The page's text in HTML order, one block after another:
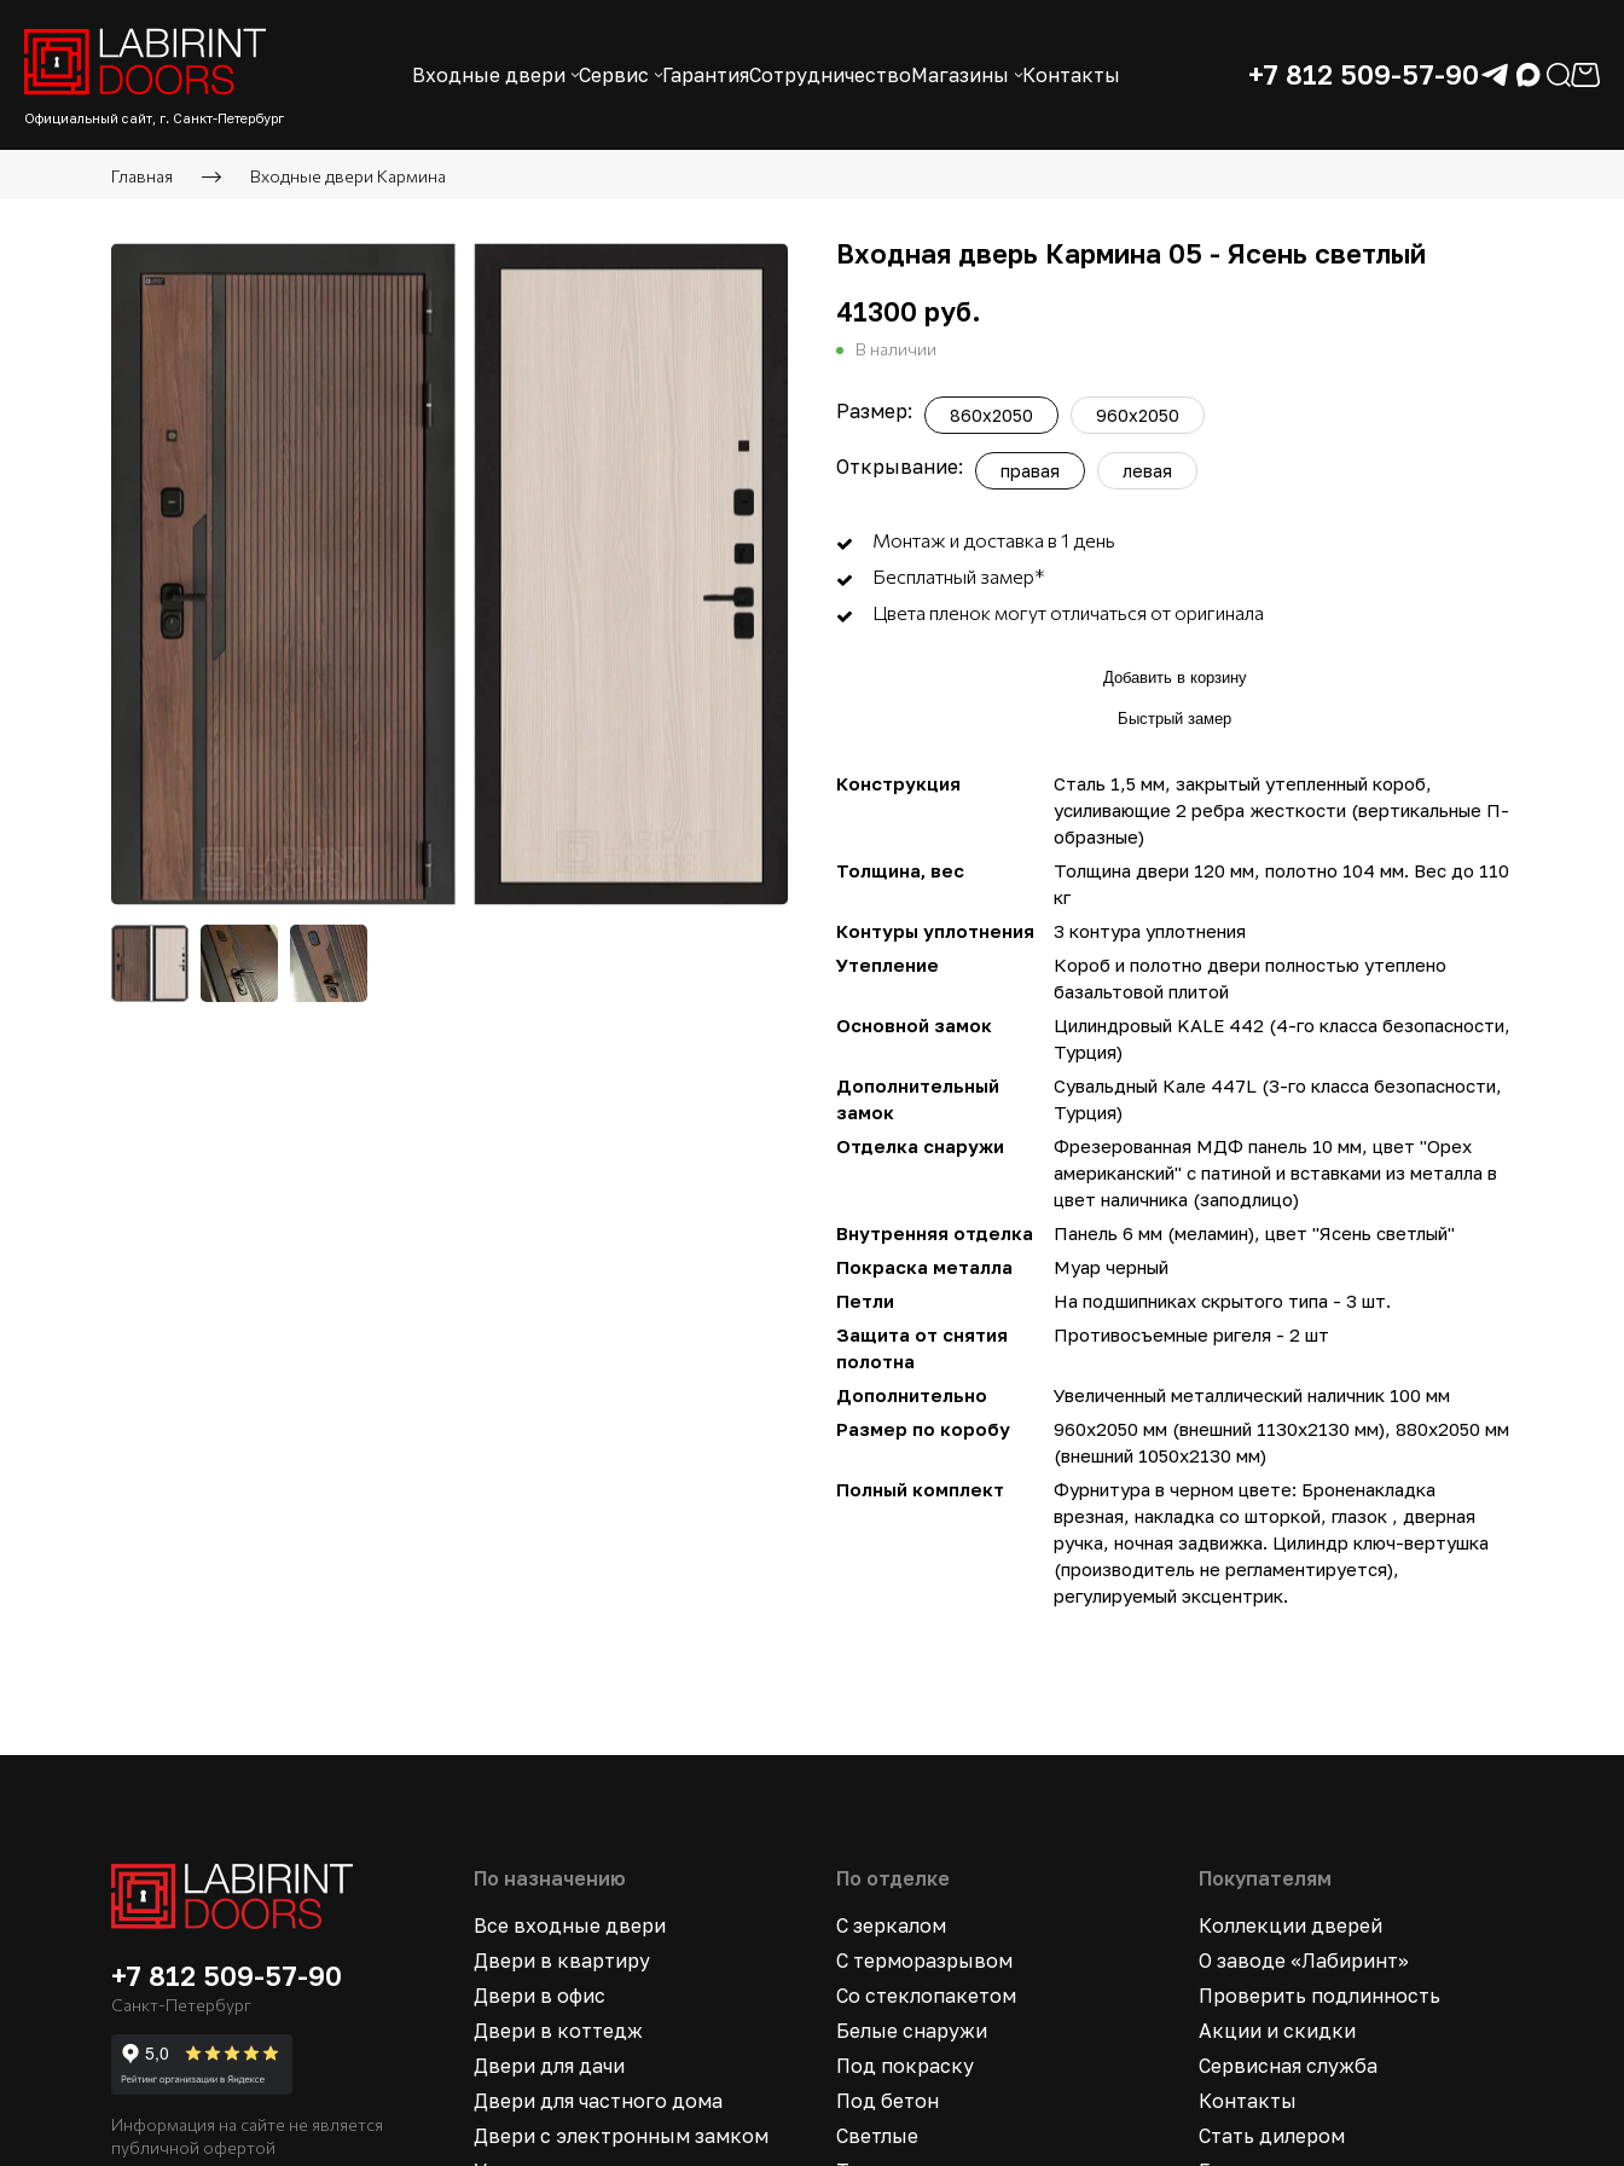
Официальный сайт, г. Санкт-Петербург
Входные двери Сервис ГарантияСотрудничествоМагазины Контакты +7 812 509-57-90
Главная Входные двери Кармина
Входная дверь Кармина 05 - Ясень светлый
41300 руб.
В наличии
Размер: 860x2050 960x2050
Открывание: правая левая
Монтаж и доставка в 1 день
Бесплатный замер*
Цвета пленок могут отличаться от оригинала
Добавить в корзину
Быстрый замер
Конструкция
Сталь 1,5 мм, закрытый утепленный короб,
усиливающие 2 ребра жесткости (вертикальные П-
образные)
Толщина, вес
Толщина двери 120 мм, полотно 104 мм. Вес до 110
кг
Контуры уплотнения
3 контура уплотнения
Утепление
Короб и полотно двери полностью утеплено
базальтовой плитой
Основной замок
Цилиндровый KALE 442 (4-го класса безопасности,
Турция)
Дополнительный
замок
Сувальдный Кале 447L (3-го класса безопасности,
Турция)
Отделка снаружи
Фрезерованная МДФ панель 10 мм, цвет "Орех
американский" с патиной и вставками из металла в
цвет наличника (заподлицо)
Внутренняя отделка
Панель 6 мм (меламин), цвет "Ясень светлый"
Покраска металла
Муар черный
Петли
На подшипниках скрытого типа - 3 шт.
Защита от снятия
полотна
Противосъемные ригеля - 2 шт
Дополнительно
Увеличенный металлический наличник 100 мм
Размер по коробу
960х2050 мм (внешний 1130х2130 мм), 880х2050 мм
(внешний 1050х2130 мм)
Полный комплект
Фурнитура в черном цвете: Броненакладка
врезная, накладка со шторкой, глазок , дверная
ручка, ночная задвижка. Цилиндр ключ-вертушка
(производитель не регламентируется),
регулируемый эксцентрик.
+7 812 509-57-90
Санкт-Петербург
Информация на сайте не является
публичной офертой
По назначению
Все входные двери
Двери в квартиру
Двери в офис
Двери в коттедж
Двери для дачи
Двери для частного дома
Двери с электронным замком
По отделке
С зеркалом
С терморазрывом
Со стеклопакетом
Белые снаружи
Под покраску
Под бетон
Светлые
Покупателям
Коллекции дверей
О заводе «Лабиринт»
Проверить подлинность
Акции и скидки
Сервисная служба
Контакты
Стать дилером